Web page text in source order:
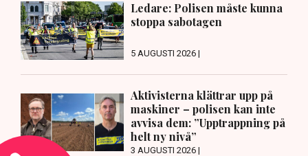
Ledare: Polisen måste kunna
stoppa sabotagen
5 AUGUSTI 2026 |
Aktivisterna klättrar upp på
maskiner – polisen kan inte
avvisa dem: ”Upptrappning på
helt ny nivå”
3 AUGUSTI 2026 |